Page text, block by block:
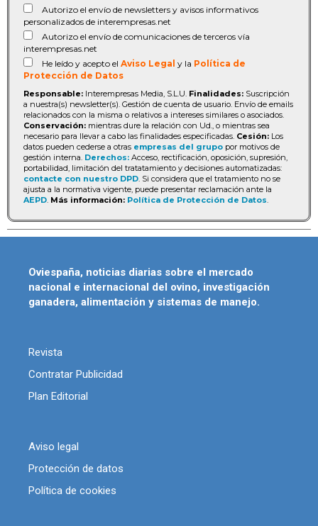
Autorizo el envío de newsletters y avisos informativos
personalizados de interempresas.net
Autorizo el envío de comunicaciones de terceros vía
interempresas.net
He leído y acepto el Aviso Legal y la Política de
Protección de Datos
Responsable: Interempresas Media, S.L.U. Finalidades: Suscripción
a nuestra(s) newsletter(s). Gestión de cuenta de usuario. Envío de emails
relacionados con la misma o relativos a intereses similares o asociados.
Conservación: mientras dure la relación con Ud., o mientras sea
necesario para llevar a cabo las finalidades especificadas. Cesión: Los
datos pueden cederse a otras empresas del grupo por motivos de
gestión interna. Derechos: Acceso, rectificación, oposición, supresión,
portabilidad, limitación del tratatamiento y decisiones automatizadas:
contacte con nuestro DPD . Si considera que el tratamiento no se
ajusta a la normativa vigente, puede presentar reclamación ante la
AEPD Más información: Política de Protección de Datos
Oviespaña, noticias diarias sobre el mercado
nacional e internacional del ovino, investigación
ganadera, alimentación y sistemas de manejo.
Revista
Contratar Publicidad
Plan Editorial
Aviso legal
Protección de datos
Política de cookies